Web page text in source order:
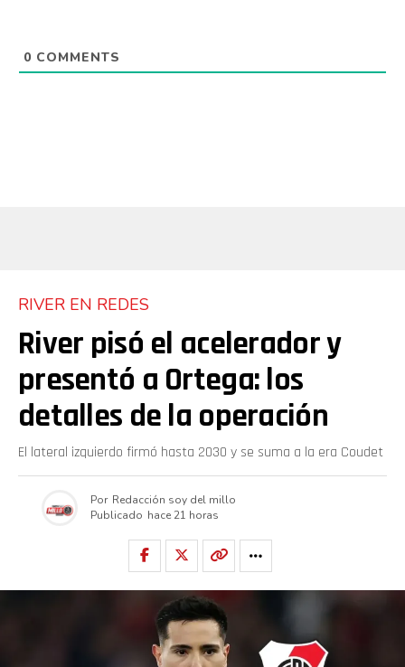
0 COMMENTS
RIVER EN REDES
River pisó el acelerador y
presentó a Ortega: los
detalles de la operación
El lateral izquierdo firmó hasta 2030 y se suma a la era Coudet
Por Redacción soy del millo
Publicado hace 21 horas